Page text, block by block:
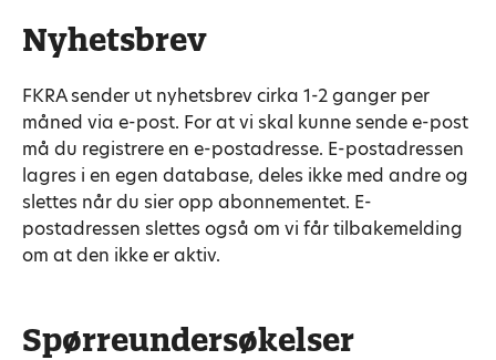
Nyhetsbrev
FKRA sender ut nyhetsbrev cirka 1-2 ganger per
måned via e-post. For at vi skal kunne sende e-post
må du registrere en e-postadresse. E-postadressen
lagres i en egen database, deles ikke med andre og
slettes når du sier opp abonnementet. E-
postadressen slettes også om vi får tilbakemelding
om at den ikke er aktiv.
Spørreundersøkelser